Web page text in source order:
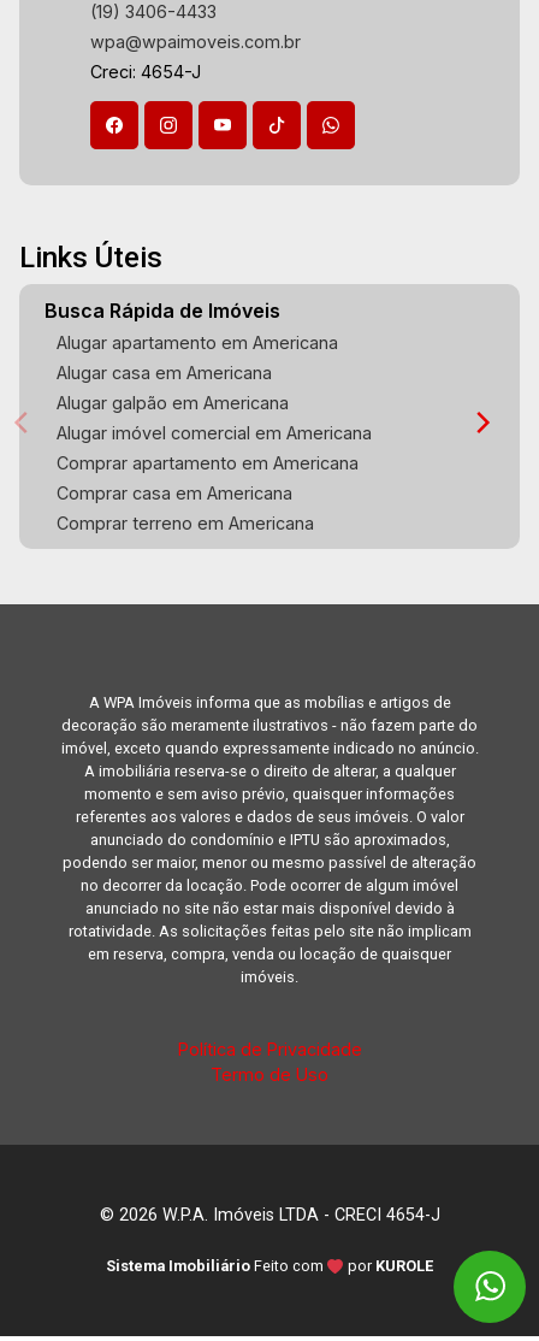
(19) 3406-4433
wpa@wpaimoveis.com.br
Creci: 4654-J
Links Úteis
Busca Rápida de Imóveis
Alugar apartamento em Americana
Alugar casa em Americana
Alugar galpão em Americana
Alugar imóvel comercial em Americana
Comprar apartamento em Americana
Comprar casa em Americana
Comprar terreno em Americana
A WPA Imóveis informa que as mobílias e artigos de
decoração são meramente ilustrativos - não fazem parte do
imóvel, exceto quando expressamente indicado no anúncio.
A imobiliária reserva-se o direito de alterar, a qualquer
momento e sem aviso prévio, quaisquer informações
referentes aos valores e dados de seus imóveis. O valor
anunciado do condomínio e IPTU são aproximados,
podendo ser maior, menor ou mesmo passível de alteração
no decorrer da locação. Pode ocorrer de algum imóvel
anunciado no site não estar mais disponível devido à
rotatividade. As solicitações feitas pelo site não implicam
em reserva, compra, venda ou locação de quaisquer
imóveis.
Política de Privacidade
Termo de Uso
© 2026 W.P.A. Imóveis LTDA - CRECI 4654-J
Sistema Imobiliário Feito com por KUROLE